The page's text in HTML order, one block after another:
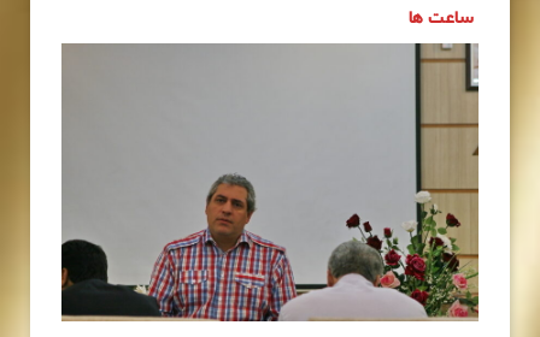
ساعت ها